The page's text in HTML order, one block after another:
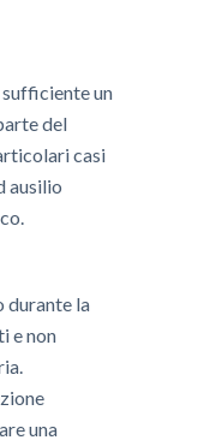
un
del
casi
ausilio
durante la
e non
una